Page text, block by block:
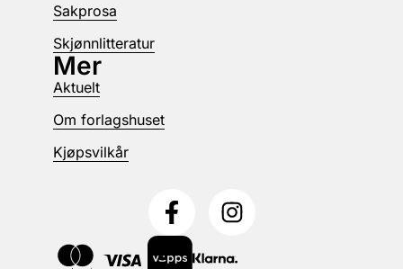
Sakprosa
Skjønnlitteratur
Mer
Aktuelt
Om forlagshuset
Kjøpsvilkår